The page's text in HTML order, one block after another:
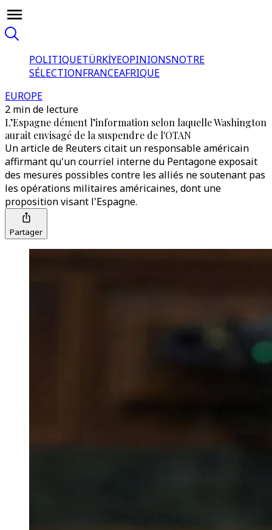
POLITIQUETÜRKİYEOPINIONSNOTRE
SÉLECTIONFRANCEAFRIQUE
EUROPE
2 min de lecture
L’Espagne dément l’information selon laquelle Washington
aurait envisagé de la suspendre de l'OTAN
Un article de Reuters citait un responsable américain
affirmant qu'un courriel interne du Pentagone exposait
des mesures possibles contre les alliés ne soutenant pas
les opérations militaires américaines, dont une
proposition visant l'Espagne.
Partager